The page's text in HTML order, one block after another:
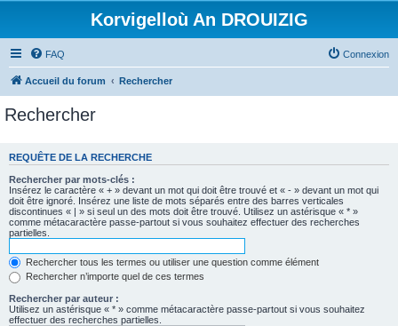
Korvigelloù An DROUIZIG
FAQ Connexion
Accueil du forum Rechercher
Rechercher
REQUÊTE DE LA RECHERCHE
Rechercher par mots-clés :
Insérez le caractère « + » devant un mot qui doit être trouvé et « - » devant un mot qui
doit être ignoré. Insérez une liste de mots séparés entre des barres verticales
discontinues « | » si seul un des mots doit être trouvé. Utilisez un astérisque « * »
comme métacaractère passe-partout si vous souhaitez effectuer des recherches
partielles.
Rechercher tous les termes ou utiliser une question comme élément
Rechercher n’importe quel de ces termes
Rechercher par auteur :
Utilisez un astérisque « * » comme métacaractère passe-partout si vous souhaitez
effectuer des recherches partielles.